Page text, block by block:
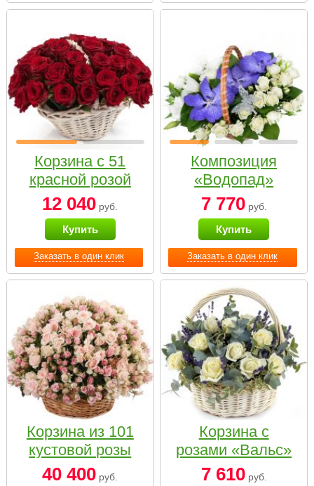
Заказать в один клик
Корзина с 51
красной розой
12 040 руб.
Купить
Заказать в один клик
Композиция
«Водопад»
7 770руб.
Купить
Корзина из 101
кустовой розы
нежных тонов
40 400 руб.
Корзина с
розами «Вальс»
7 610руб.